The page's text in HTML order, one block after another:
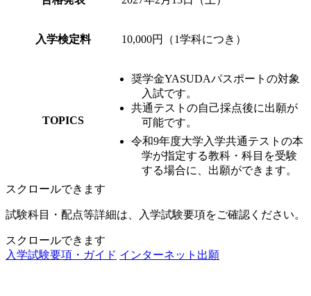
入学検定料 10,000円（1学科につき）
TOPICS
奨学金YASUDAパスポートの対象
入試です。
共通テストの自己採点後に出願が
可能です。
令和9年度大学入学共通テストの本
学が指定する教科・科目を受験
する場合に、出願ができます。
スクロールできます
試験科目・配点等詳細は、入学試験要項をご確認ください。
スクロールできます
入学試験要項・ガイド インターネット出願